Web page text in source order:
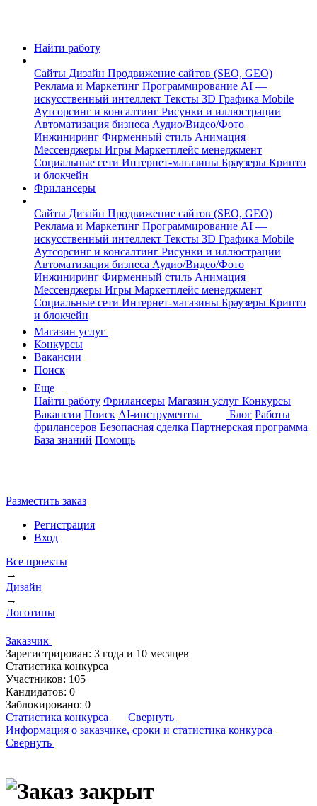
Найти работу
Сайты Дизайн Продвижение сайтов (SEO, GEO)
Реклама и Маркетинг Программирование AI —
искусственный интеллект Тексты 3D Графика Mobile
Аутсорсинг и консалтинг Рисунки и иллюстрации
Автоматизация бизнеса Аудио/Видео/Фото
Инжиниринг Фирменный стиль Анимация
Мессенджеры Игры Маркетплейс менеджмент
Социальные сети Интернет-магазины Браузеры Крипто
и блокчейн
Фрилансеры
Сайты Дизайн Продвижение сайтов (SEO, GEO)
Реклама и Маркетинг Программирование AI —
искусственный интеллект Тексты 3D Графика Mobile
Аутсорсинг и консалтинг Рисунки и иллюстрации
Автоматизация бизнеса Аудио/Видео/Фото
Инжиниринг Фирменный стиль Анимация
Мессенджеры Игры Маркетплейс менеджмент
Социальные сети Интернет-магазины Браузеры Крипто
и блокчейн
Магазин услуг
Конкурсы
Вакансии
Поиск
Еще
Найти работу Фрилансеры Магазин услуг Конкурсы
Вакансии Поиск AI-инструменты Блог Работы
фрилансеров Безопасная сделка Партнерская программа
База знаний Помощь
Разместить заказ
Регистрация
Вход
Все проекты
→
Дизайн
→
Логотипы
Заказчик
Зарегистрирован: 3 года и 10 месяцев
Статистика конкурса
Участников: 105
Кандидатов: 0
Заблокировано: 0
Статистика конкурса
Свернуть
Информация о заказчике, сроки и статистика конкурса
Свернуть